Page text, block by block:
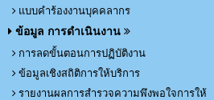
แบบคำร้องงานบุคคลากร
ข้อมูล การดำเนินงาน
การลดขั้นตอนการปฏิบัติงาน
ข้อมูลเชิงสถิติการให้บริการ
รายงานผลการสำรวจความพึงพอใจการให้